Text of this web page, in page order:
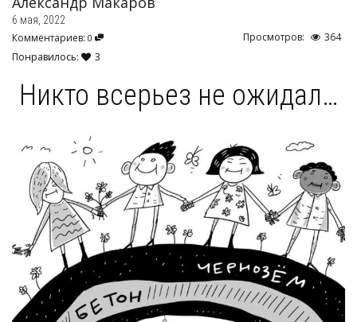
6 мая, 2022
Комментариев: 0 Просмотров:
364
Понравилось:
3
Никто всерьез не ожидал…